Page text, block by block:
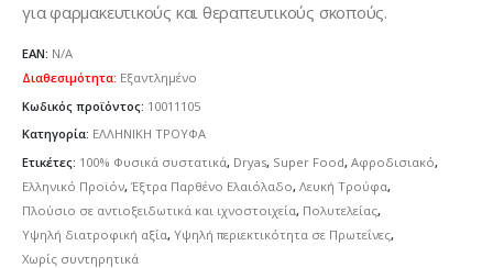
για φαρμακευτικούς και θεραπευτικούς σκοπούς.
EAN: N/A
Διαθεσιμότητα: Εξαντλημένο
Κωδικός προϊόντος: 10011105
Κατηγορία: ΕΛΛΗΝΙΚΗ ΤΡΟΥΦΑ
Ετικέτες: 100% Φυσικά συστατικά, Dryas, Super Food, Αφροδισιακό,
Ελληνικό Προϊόν, Έξτρα Παρθένο Ελαιόλαδο, Λευκή Τρούφα,
Πλούσιο σε αντιοξειδωτικά και ιχνοστοιχεία, Πολυτελείας,
Υψηλή διατροφική αξία, Υψηλή περιεκτικότητα σε Πρωτεΐνες,
Χωρίς συντηρητικά